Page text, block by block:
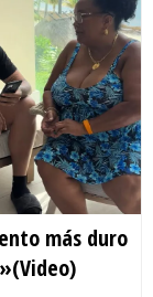
más duro